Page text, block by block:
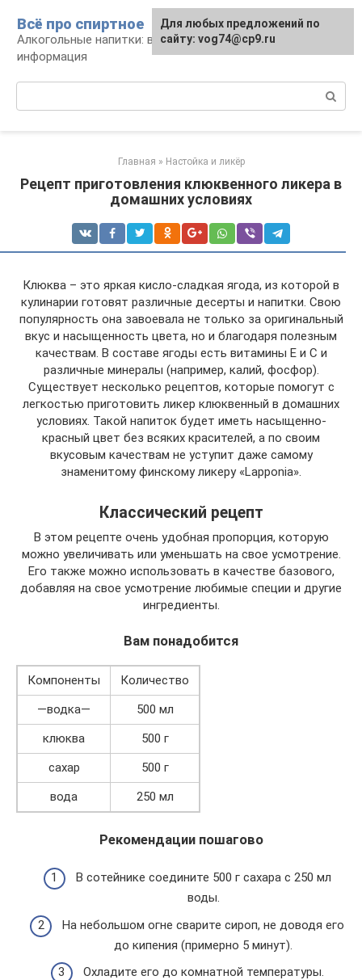
контенту
Всё про спиртное
Алкогольные напитки: виды, рецепты,
информация
Главная » Настойка и ликёр
Рецепт приготовления клюквенного ликера в
домашних условиях
Клюква – это яркая кисло-сладкая ягода, из которой в
кулинарии готовят различные десерты и напитки. Свою
популярность она завоевала не только за оригинальный
вкус и насыщенность цвета, но и благодаря полезным
качествам. В составе ягоды есть витамины Е и С и
различные минералы (например, калий, фосфор).
Существует несколько рецептов, которые помогут с
легкостью приготовить ликер клюквенный в домашних
условиях. Такой напиток будет иметь насыщенно-
красный цвет без всяких красителей, а по своим
вкусовым качествам не уступит даже самому
знаменитому финскому ликеру «Lapponia».
Классический рецепт
В этом рецепте очень удобная пропорция, которую
можно увеличивать или уменьшать на свое усмотрение.
Его также можно использовать в качестве базового,
добавляя на свое усмотрение любимые специи и другие
ингредиенты.
Вам понадобится
Компоненты
Количество
—водка—
500 мл
клюква
500 г
сахар
500 г
вода
250 мл
Рекомендации пошагово
В сотейнике соедините 500 г сахара с 250 мл
воды.
На небольшом огне сварите сироп, не доводя его
до кипения (примерно 5 минут).
Охладите его до комнатной температуры.
Для любых предложений по
сайту: vog74@cp9.ru